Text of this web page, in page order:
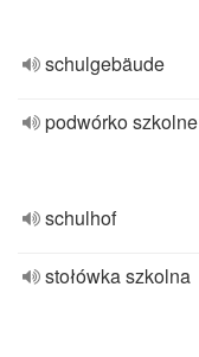
schulgebäude
podwórko szkolne
schulhof
stołówka szkolna